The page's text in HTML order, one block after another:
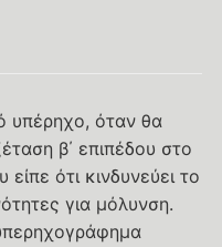
υπέρηχο, όταν θα
β΄ επιπέδου στο
ότι κινδυνεύει το
για μόλυνση.